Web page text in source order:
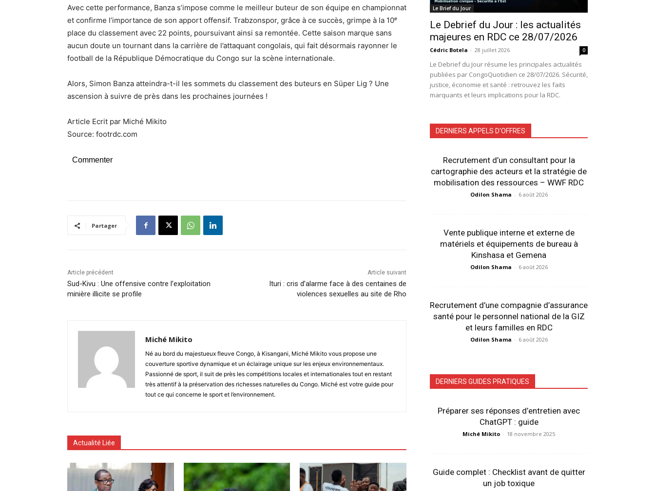
Avec cette performance, Banza s’impose comme le meilleur buteur de son équipe en championnat
et confirme l’importance de son apport offensif. Trabzonspor, grâce à ce succès, grimpe à la 10ᵉ
place du classement avec 22 points, poursuivant ainsi sa remontée. Cette saison marque sans
aucun doute un tournant dans la carrière de l’attaquant congolais, qui fait désormais rayonner le
football de la République Démocratique du Congo sur la scène internationale.
Alors, Simon Banza atteindra-t-il les sommets du classement des buteurs en Süper Lig ? Une
ascension à suivre de près dans les prochaines journées !
Article Ecrit par Miché Mikito
Source: footrdc.com
Commenter
Partager
Article précédent
Sud-Kivu : Une offensive contre l’exploitation
minière illicite se profile
Article suivant
Ituri : cris d’alarme face à des centaines de
violences sexuelles au site de Rho
Miché Mikito
Né au bord du majestueux fleuve Congo, à Kisangani, Miché Mikito vous propose une
couverture sportive dynamique et un éclairage unique sur les enjeux environnementaux.
Passionné de sport, il suit de près les compétitions locales et internationales tout en restant
très attentif à la préservation des richesses naturelles du Congo. Miché est votre guide pour
tout ce qui concerne le sport et l’environnement.
Actualité Liée
Le Brief du Jour
Le Debrief du Jour : les actualités
majeures en RDC ce 28/07/2026
Cédric Botela - 28 juillet 2026 0
Le Debrief du Jour résume les principales actualités
publiées par CongoQuotidien ce 28/07/2026. Sécurité,
justice, économie et santé : retrouvez les faits
marquants et leurs implications pour la RDC.
DERNIERS APPELS D'OFFRES
Recrutement d’un consultant pour la
cartographie des acteurs et la stratégie de
mobilisation des ressources – WWF RDC
Odilon Shama - 6 août 2026
Vente publique interne et externe de
matériels et équipements de bureau à
Kinshasa et Gemena
Odilon Shama - 6 août 2026
Recrutement d’une compagnie d’assurance
santé pour le personnel national de la GIZ
et leurs familles en RDC
Odilon Shama - 6 août 2026
DERNIERS GUIDES PRATIQUES
Préparer ses réponses d’entretien avec
ChatGPT : guide
Miché Mikito - 18 novembre 2025
Guide complet : Checklist avant de quitter
un job toxique